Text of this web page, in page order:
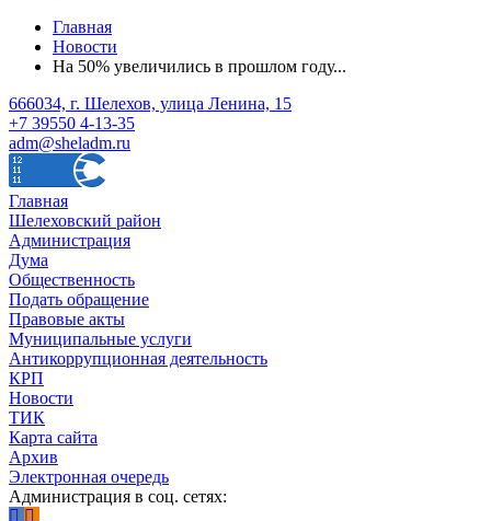
Главная
Новости
На 50% увеличились в прошлом году...
666034, г. Шелехов, улица Ленина, 15
+7 39550 4-13-35
adm@sheladm.ru
Главная
Шелеховский район
Администрация
Дума
Общественность
Подать обращение
Правовые акты
Муниципальные услуги
Антикоррупционная деятельность
КРП
Новости
ТИК
Карта сайта
Архив
Электронная очередь
Администрация в соц. сетях: